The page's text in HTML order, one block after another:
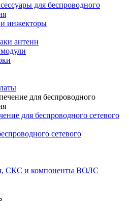
для беспроводного
инжекторы
антенн
для беспроводного сетевого
сетевого
СКС и компоненты ВОЛС